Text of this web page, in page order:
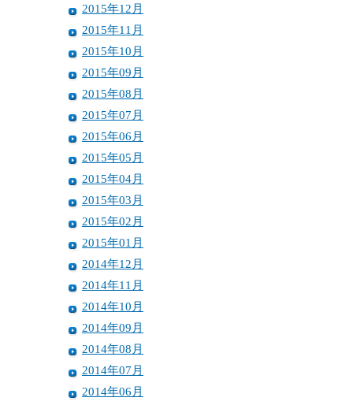
2015年12月
2015年11月
2015年10月
2015年09月
2015年08月
2015年07月
2015年06月
2015年05月
2015年04月
2015年03月
2015年02月
2015年01月
2014年12月
2014年11月
2014年10月
2014年09月
2014年08月
2014年07月
2014年06月